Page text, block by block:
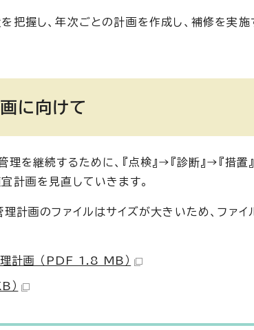
把握し、年次ごとの計画を作成し、補修を実
に向けて
を継続するために、『点検』→『診断』→『措置
計画を見直していきます。
理計画のファイルはサイズが大きいため、ファ
計画 （PDF 1.8 MB）
）